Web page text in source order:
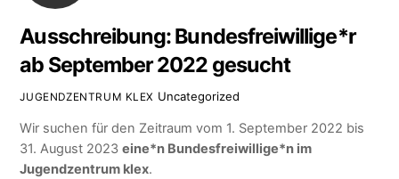
Ausschreibung: Bundesfreiwillige*r
ab September 2022 gesucht
JUGENDZENTRUM KLEX Uncategorized
Wir suchen für den Zeitraum vom 1. September 2022 bis
31. August 2023eine*n Bundesfreiwillige*n im
Jugendzentrum klex.